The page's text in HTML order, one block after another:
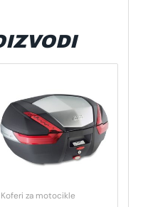
Koferi za motocikle